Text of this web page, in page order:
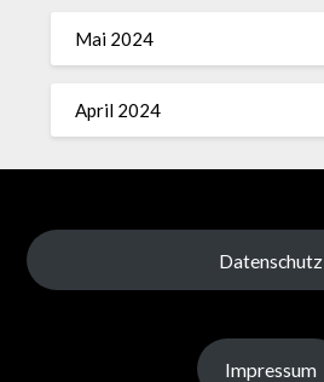
Mai 2024
April 2024
Datenschutz
Impressum